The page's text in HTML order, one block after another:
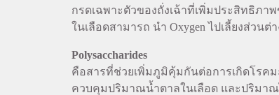
กรดเฉพาะตัวของถั่งเฉ้าที่เพิ่มประสิทธิภาพ
ในเลือดสามารถ นำ Oxygen ไปเลี้ยงส่วน
Polysaccharides
คือสารที่ช่วยเพิ่มภูมิคุ้มกันต่อการเกิดโรคม
ควบคุมปริมาณน้ำตาลในเลือด และปริมาณไ